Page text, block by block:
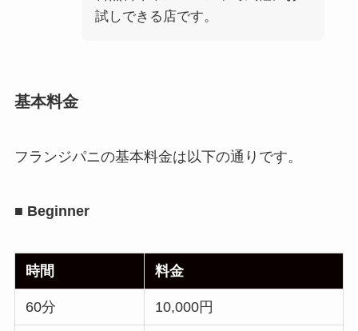
試しできる店です。
基本料金
フランジパニの基本料金は以下の通りです。
■ Beginner
時間 料金
60分 10,000円